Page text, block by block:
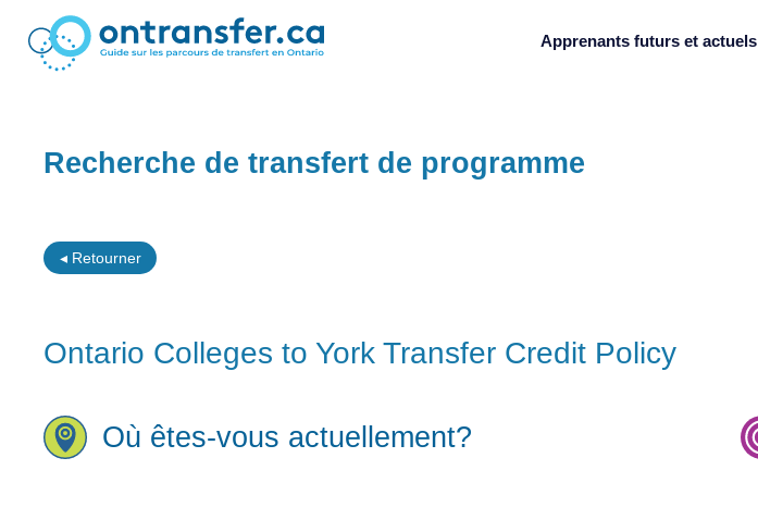
Apprenants futurs et actuels
Recherche de transfert de programme
◂ Retourner
Ontario Colleges to York Transfer Credit Policy
Où êtes-vous actuellement?